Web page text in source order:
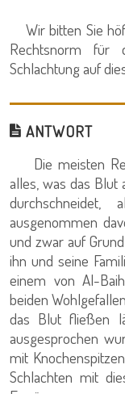
Wir bitten Sie
Rechtsnorm für
Schlachtung auf
ANTWORT
Die meisten
alles, was das Blut
ausgenommen
und zwar auf
ihn und seine
einem von Al-
beiden
das Blut fließen
ausgesprochen
mit
Schlachten mit